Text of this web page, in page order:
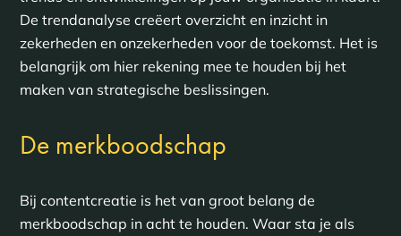
De trendanalyse creëert overzicht en inzicht in
zekerheden en onzekerheden voor de toekomst. Het is
belangrijk om hier rekening mee te houden bij het
maken van strategische beslissingen.
De merkboodschap
Bij contentcreatie is het van groot belang de
merkboodschap in acht te houden. Waar sta je als